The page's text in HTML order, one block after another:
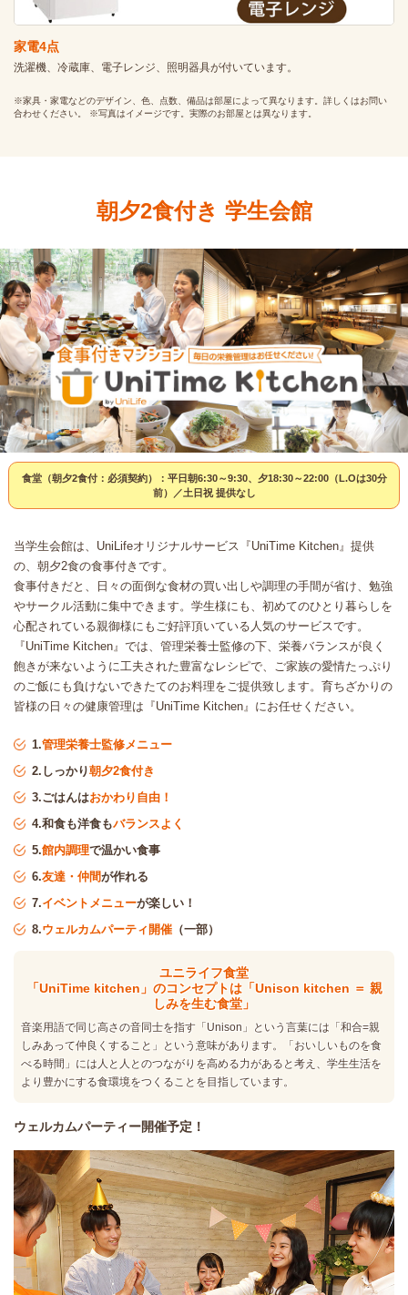
家電4点
洗濯機、冷蔵庫、電子レンジ、照明器具が付いています。
※家具・家電などのデザイン、色、点数、備品は部屋によって異なります。詳しくはお問い
合わせください。 ※写真はイメージです。実際のお部屋とは異なります。
朝夕2食付き 学生会館
食堂（朝夕2食付：必須契約）：平日朝6:30～9:30、夕18:30～22:00（L.Oは30分
前）／土日祝 提供なし
当学生会館は、UniLifeオリジナルサービス『UniTime Kitchen』提供
の、朝夕2食の食事付きです。
食事付きだと、日々の面倒な食材の買い出しや調理の手間が省け、勉強
やサークル活動に集中できます。学生様にも、初めてのひとり暮らしを
心配されている親御様にもご好評頂いている人気のサービスです。
『UniTime Kitchen』では、管理栄養士監修の下、栄養バランスが良く
飽きが来ないように工夫された豊富なレシピで、ご家族の愛情たっぷり
のご飯にも負けないできたてのお料理をご提供致します。育ちざかりの
皆様の日々の健康管理は『UniTime Kitchen』にお任せください。
1.管理栄養士監修メニュー
2.しっかり朝夕2食付き
3.ごはんはおかわり自由！
4.和食も洋食もバランスよく
5.館内調理で温かい食事
6.友達・仲間が作れる
7.イベントメニューが楽しい！
8.ウェルカムパーティ開催 （一部）
ユニライフ食堂
「UniTime kitchen」のコンセプトは「Unison kitchen ＝ 親
しみを生む食堂」
音楽用語で同じ高さの音同士を指す「Unison」という言葉には「和合=親
しみあって仲良くすること」という意味があります。「おいしいものを食
べる時間」には人と人とのつながりを高める力があると考え、学生生活を
より豊かにする食環境をつくることを目指しています。
ウェルカムパーティー開催予定！